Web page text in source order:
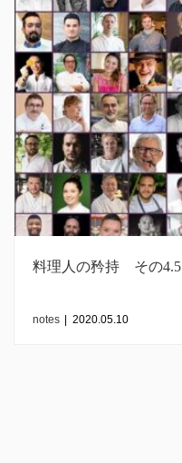
料理人の矜持 その4.5
notes | 2020.05.10